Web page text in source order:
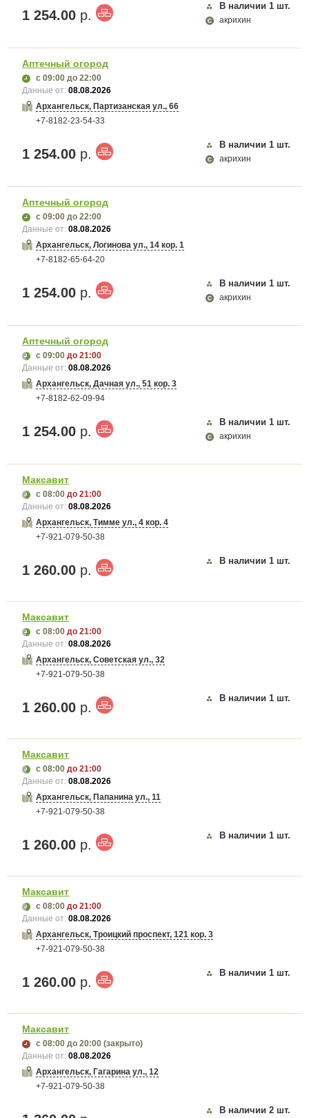
1 254.00 р.
В наличии 1 шт.
акрихин
Аптечный огород
с 09:00 до 22:00
Данные от:08.08.2026
Архангельск, Партизанская ул., 66
+7-8182-23-54-33
1 254.00 р.
В наличии 1 шт.
акрихин
Аптечный огород
с 09:00 до 22:00
Данные от:08.08.2026
Архангельск, Логинова ул., 14 кор. 1
+7-8182-65-64-20
1 254.00 р.
В наличии 1 шт.
акрихин
Аптечный огород
с 09:00 до 21:00
Данные от:08.08.2026
Архангельск, Дачная ул., 51 кор. 3
+7-8182-62-09-94
1 254.00 р.
В наличии 1 шт.
акрихин
Максавит
с 08:00 до 21:00
Данные от:08.08.2026
Архангельск, Тимме ул., 4 кор. 4
+7-921-079-50-38
1 260.00 р.
В наличии 1 шт.
Максавит
с 08:00 до 21:00
Данные от:08.08.2026
Архангельск, Советская ул., 32
+7-921-079-50-38
1 260.00 р.
В наличии 1 шт.
Максавит
с 08:00 до 21:00
Данные от:08.08.2026
Архангельск, Папанина ул., 11
+7-921-079-50-38
1 260.00 р.
В наличии 1 шт.
Максавит
с 08:00 до 21:00
Данные от:08.08.2026
Архангельск, Троицкий проспект, 121 кор. 3
+7-921-079-50-38
1 260.00 р.
В наличии 1 шт.
Максавит
с 08:00 до 20:00 (закрыто)
Данные от:08.08.2026
Архангельск, Гагарина ул., 12
+7-921-079-50-38
В наличии 2 шт.